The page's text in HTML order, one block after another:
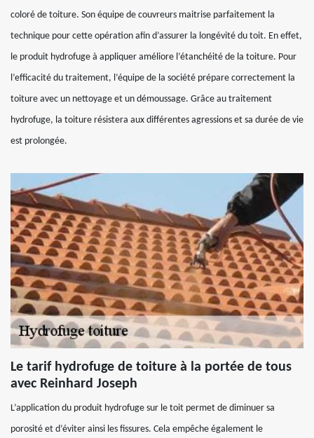
coloré de toiture. Son équipe de couvreurs maitrise parfaitement la
technique pour cette opération afin d’assurer la longévité du toit. En effet,
le produit hydrofuge à appliquer améliore l’étanchéité de la toiture. Pour
l’efficacité du traitement, l’équipe de la société prépare correctement la
toiture avec un nettoyage et un démoussage. Grâce au traitement
hydrofuge, la toiture résistera aux différentes agressions et sa durée de vie
est prolongée.
Le tarif hydrofuge de toiture à la portée de tous
avec Reinhard Joseph
L’application du produit hydrofuge sur le toit permet de diminuer sa
porosité et d’éviter ainsi les fissures. Cela empêche également le